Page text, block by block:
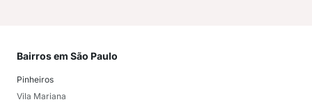
Bairros em São Paulo
Pinheiros
Vila Mariana